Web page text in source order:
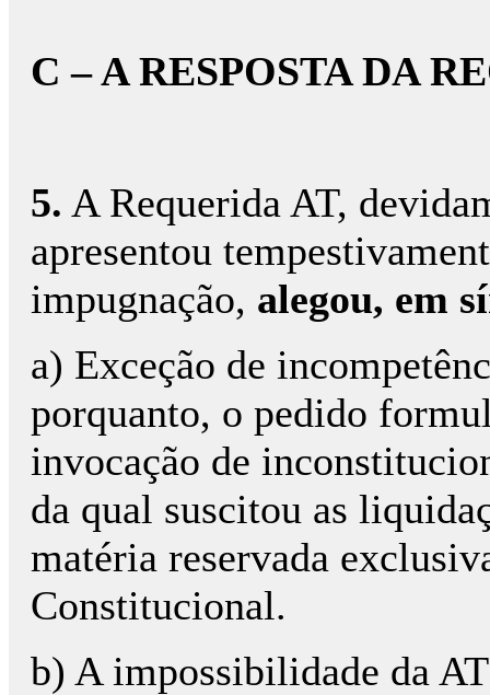
C – A RESPOSTA DA
5. A Requerida AT,
apresentou
impugnação, alegou, em
a) Exceção de
porquanto, o pedido
invocação de
da qual suscitou as
matéria reservada
Constitucional.
b) A impossibilidade da